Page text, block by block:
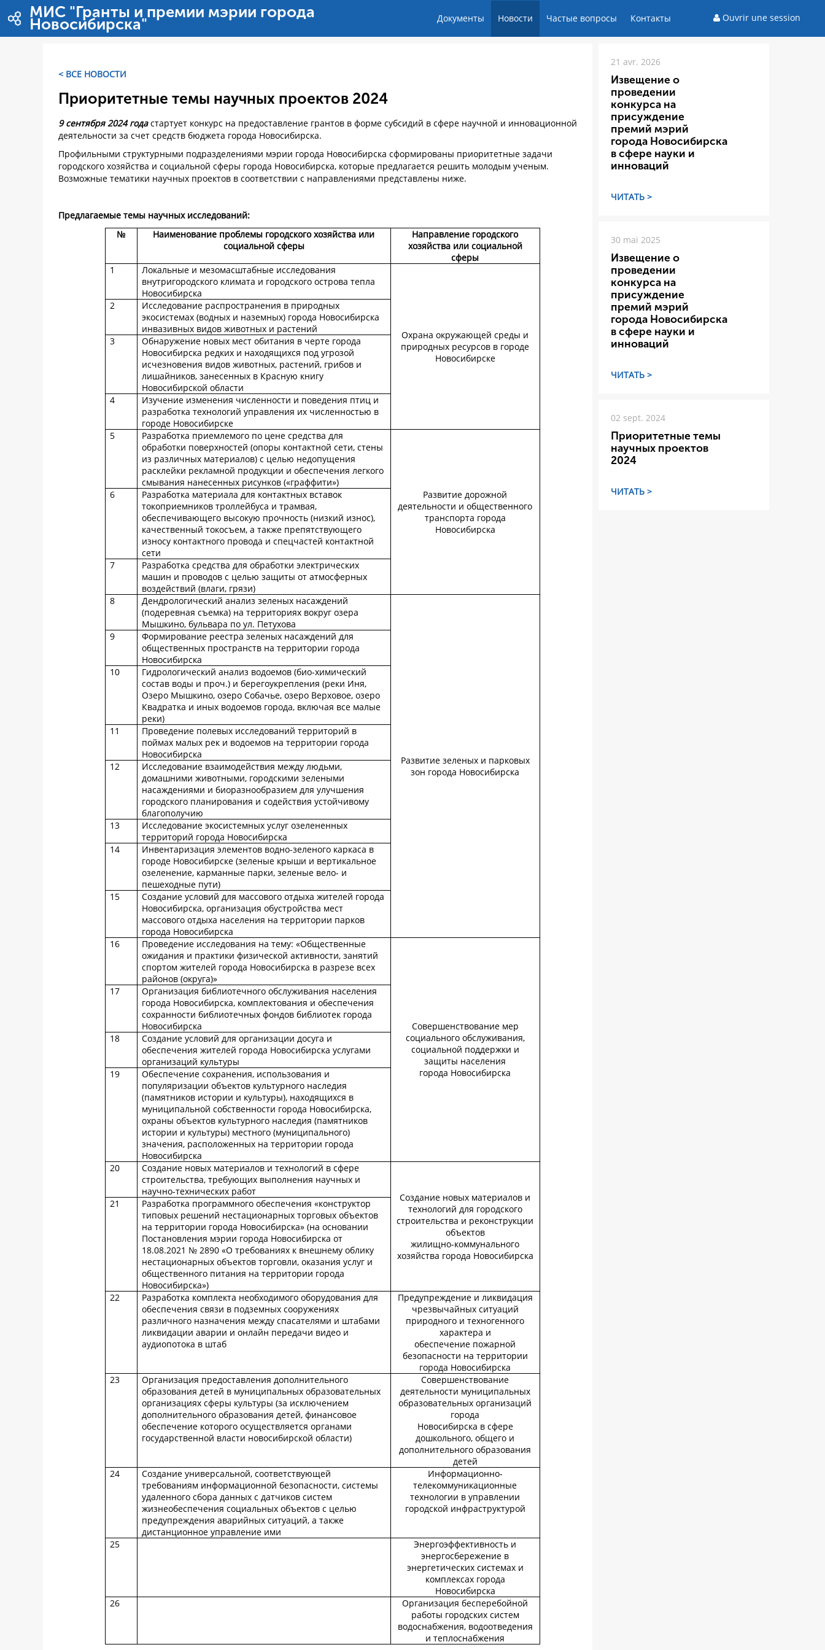
Saut au contenu
МИС "Гранты и премии мэрии города
Новосибирска" Документы Новости Частые вопросы Контакты Ouvrir une session
< ВСЕ НОВОСТИ
Приоритетные темы научных проектов 2024
9 сентября 2024 годастартует конкурс на предоставление грантов в форме субсидий в сфере научной и инновационной
деятельности за счет средств бюджета города Новосибирска.
Профильными структурными подразделениями мэрии города Новосибирска сформированы приоритетные задачи
городского хозяйства и социальной сферы города Новосибирска, которые предлагается решить молодым ученым.
Возможные тематики научных проектов в соответствии с направлениями представлены ниже.
Предлагаемые темы научных исследований:
№
Наименование проблемы городского хозяйства или
социальной сферы
Направление городского
хозяйства или социальной
сферы
1
Локальные и мезомасштабные исследования
внутригородского климата и городского острова тепла
Новосибирска
Охрана окружающей среды и
природных ресурсов в городе
Новосибирске
2
Исследование распространения в природных
экосистемах (водных и наземных) города Новосибирска
инвазивных видов животных и растений
3
Обнаружение новых мест обитания в черте города
Новосибирска редких и находящихся под угрозой
исчезновения видов животных, растений, грибов и
лишайников, занесенных в Красную книгу
Новосибирской области
4
Изучение изменения численности и поведения птиц и
разработка технологий управления их численностью в
городе Новосибирске
5
Разработка приемлемого по цене средства для
обработки поверхностей (опоры контактной сети, стены
из различных материалов) с целью недопущения
расклейки рекламной продукции и обеспечения легкого
смывания нанесенных рисунков («граффити»)
Развитие дорожной
деятельности и общественного
транспорта города
Новосибирска
6
Разработка материала для контактных вставок
токоприемников троллейбуса и трамвая,
обеспечивающего высокую прочность (низкий износ),
качественный токосъем, а также препятствующего
износу контактного провода и спецчастей контактной
сети
7
Разработка средства для обработки электрических
машин и проводов с целью защиты от атмосферных
воздействий (влаги, грязи)
8
Дендрологический анализ зеленых насаждений
(подеревная съемка) на территориях вокруг озера
Мышкино, бульвара по ул. Петухова
Развитие зеленых и парковых
зон города Новосибирска
9
Формирование реестра зеленых насаждений для
общественных пространств на территории города
Новосибирска
10
Гидрологический анализ водоемов (био-химический
состав воды и проч.) и берегоукрепления (реки Иня,
Озеро Мышкино, озеро Собачье, озеро Верховое, озеро
Квадратка и иных водоемов города, включая все малые
реки)
11
Проведение полевых исследований территорий в
поймах малых рек и водоемов на территории города
Новосибирска
12
Исследование взаимодействия между людьми,
домашними животными, городскими зелеными
насаждениями и биоразнообразием для улучшения
городского планирования и содействия устойчивому
благополучию
13
Исследование экосистемных услуг озелененных
территорий города Новосибирска
14
Инвентаризация элементов водно-зеленого каркаса в
городе Новосибирске (зеленые крыши и вертикальное
озеленение, карманные парки, зеленые вело- и
пешеходные пути)
15
Создание условий для массового отдыха жителей города
Новосибирска, организация обустройства мест
массового отдыха населения на территории парков
города Новосибирска
16
Проведение исследования на тему: «Общественные
ожидания и практики физической активности, занятий
спортом жителей города Новосибирска в разрезе всех
районов (округа)»
Совершенствование мер
социального обслуживания,
социальной поддержки и
защиты населения
города Новосибирска
17
Организация библиотечного обслуживания населения
города Новосибирска, комплектования и обеспечения
сохранности библиотечных фондов библиотек города
Новосибирска
18
Создание условий для организации досуга и
обеспечения жителей города Новосибирска услугами
организаций культуры
19
Обеспечение сохранения, использования и
популяризации объектов культурного наследия
(памятников истории и культуры), находящихся в
муниципальной собственности города Новосибирска,
охраны объектов культурного наследия (памятников
истории и культуры) местного (муниципального)
значения, расположенных на территории города
Новосибирска
20
Создание новых материалов и технологий в сфере
строительства, требующих выполнения научных и
научно-технических работ
Создание новых материалов и
технологий для городского
строительства и реконструкции
объектов
жилищно-коммунального
хозяйства города Новосибирска
21
Разработка программного обеспечения «конструктор
типовых решений нестационарных торговых объектов
на территории города Новосибирска» (на основании
Постановления мэрии города Новосибирска от
18.08.2021 № 2890 «О требованиях к внешнему облику
нестационарных объектов торговли, оказания услуг и
общественного питания на территории города
Новосибирска»)
22
Разработка комплекта необходимого оборудования для
обеспечения связи в подземных сооружениях
различного назначения между спасателями и штабами
ликвидации аварии и онлайн передачи видео и
аудиопотока в штаб
Предупреждение и ликвидация
чрезвычайных ситуаций
природного и техногенного
характера и
обеспечение пожарной
безопасности на территории
города Новосибирска
23
Организация предоставления дополнительного
образования детей в муниципальных образовательных
организациях сферы культуры (за исключением
дополнительного образования детей, финансовое
обеспечение которого осуществляется органами
государственной власти новосибирской области)
Совершенствование
деятельности муниципальных
образовательных организаций
города
Новосибирска в сфере
дошкольного, общего и
дополнительного образования
детей
24
Создание универсальной, соответствующей
требованиям информационной безопасности, системы
удаленного сбора данных с датчиков систем
жизнеобеспечения социальных объектов с целью
предупреждения аварийных ситуаций, а также
дистанционное управление ими
Информационно-
телекоммуникационные
технологии в управлении
городской инфраструктурой
25
Энергоэффективность и
энергосбережение в
энергетических системах и
комплексах города
Новосибирска
26
Организация бесперебойной
работы городских систем
водоснабжения, водоотведения
и теплоснабжения
21 avr. 2026
Извещение о
проведении
конкурса на
присуждение
премий мэрий
города Новосибирска
в сфере науки и
инноваций
ЧИТАТЬ >
30 mai 2025
Извещение о
проведении
конкурса на
присуждение
премий мэрий
города Новосибирска
в сфере науки и
инноваций
ЧИТАТЬ >
02 sept. 2024
Приоритетные темы
научных проектов
2024
ЧИТАТЬ >